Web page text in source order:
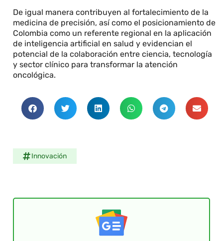
De igual manera contribuyen al fortalecimiento de la
medicina de precisión, así como el posicionamiento de
Colombia como un referente regional en la aplicación
de inteligencia artificial en salud y evidencian el
potencial de la colaboración entre ciencia, tecnología
y sector clínico para transformar la atención
oncológica.
Innovación